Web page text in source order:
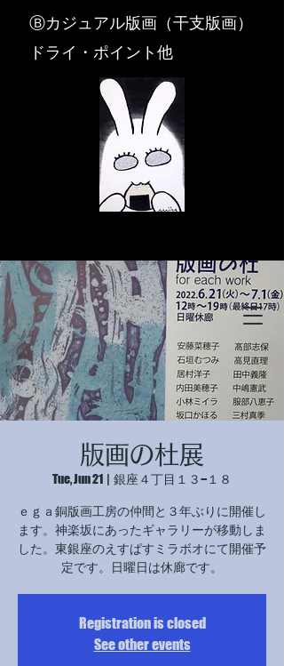
​Ⓑカジュアル版画（干支版画）
ドライ・ポイント他
© Copyright
© Copyright
版画の杜展
Tue, Jun 21
  |
銀座４丁目１３−１８
ｅｇａ銅版画工房の仲間と３年ぶりに開催し
ます。神楽坂にあったギャラリーが移動しま
した。東銀座のえすぱすミラボオにて開催予
定です。日曜日は休廊です。
Registration is closed
See other events